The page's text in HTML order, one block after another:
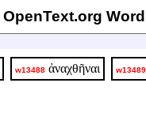
OpenText.org
w13488 ἀναχθῆναι w13489